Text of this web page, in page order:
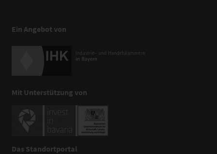
Ein Angebot von
Mit Unterstützung von
Das Standortportal